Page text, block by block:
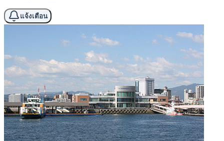
แจ้งเตือน